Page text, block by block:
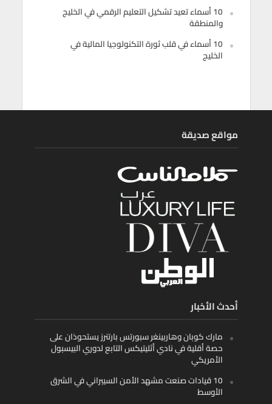
10 أسماء تعيد تشكيل التعليم الرقمي في الخليج
والمنطقة
10 أسماء في قلب ثورة التكنولوجيا المالية في
الخليج
مواقع صديقة
أحدث الأخبار
مارك كوبان وهاربينغر سبورتس بارتنرز يستحوذان على
حصة أقلية في نادي أثليتيكس التابع لدوري البيسبول
الأمريكي
10 قيادات صنعت مشهد الأمن السيبراني في الشرق
الأوسط